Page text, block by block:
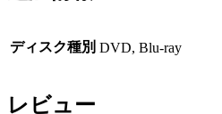
ディスク種別 DVD, Blu-ray
レビュー